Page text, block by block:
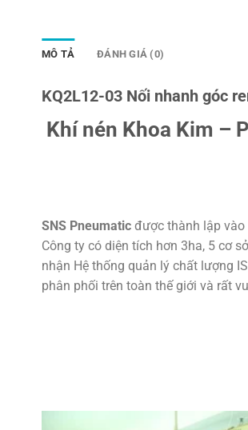
MÔ TẢ ĐÁNH GIÁ (0)
KQ2L12-03 Nối nhanh góc
Khí nén Khoa Kim –
SNS Pneumatic được thành lập vào
Công ty có diện tích hơn 3ha, 5 cơ
nhận Hệ thống quản lý chất lượng
phân phối trên toàn thế giới và rất